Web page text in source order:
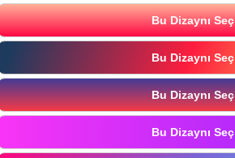
Bu Dizaynı Seç
Bu Dizaynı Seç
Bu Dizaynı Seç
Bu Dizaynı Seç